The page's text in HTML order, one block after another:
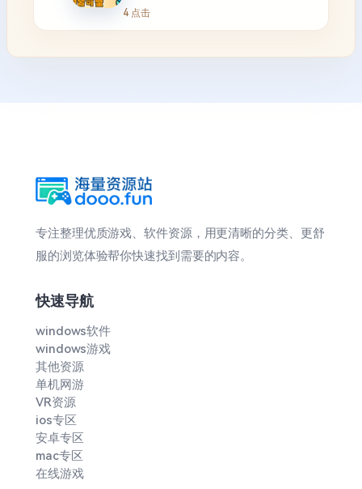
4 点击
专注整理优质游戏、软件资源，用更清晰的分类、更舒
服的浏览体验帮你快速找到需要的内容。
快速导航
windows软件
windows游戏
其他资源
单机网游
VR资源
ios专区
安卓专区
mac专区
在线游戏